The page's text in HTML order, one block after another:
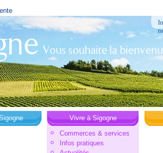
Vivre à Sigogne
Commerces & services
Infos pratiques